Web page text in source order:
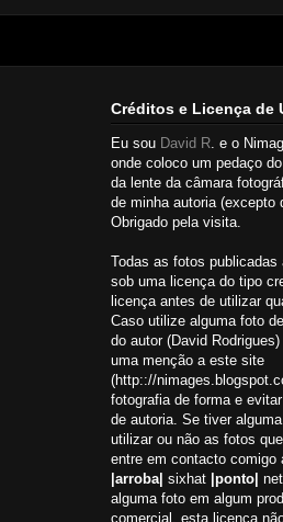
Créditos e Licença de
Eu sou David R. e o
onde coloco um pedaço
da lente da câmara
de minha autoria (excepto
Obrigado pela visita.
Todas as fotos
sob uma licença do tipo
licença antes de utilizar
Caso utilize alguma foto
do autor (David
uma menção a este site
(http:://
fotografia de forma e
de autoria. Se tiver
utilizar ou não as fotos
entre em contacto comigo
|arroba| sixhat |ponto|
alguma foto em algum
comercial, esta licença